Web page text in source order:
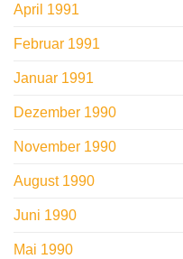
April 1991
Februar 1991
Januar 1991
Dezember 1990
November 1990
August 1990
Juni 1990
Mai 1990